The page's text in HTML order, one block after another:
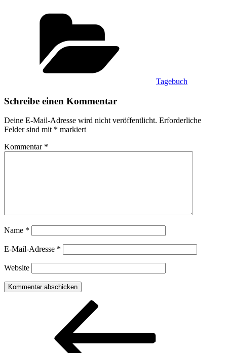
Tagebuch
Schreibe einen Kommentar
Deine E-Mail-Adresse wird nicht veröffentlicht. Erforderliche
Felder sind mit * markiert
Kommentar *
Name *
E-Mail-Adresse *
Website
Beitragsnavigation